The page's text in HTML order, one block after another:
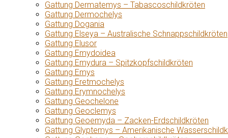
Gattung Dermatemys – Tabascoschildkröten
Gattung Dermochelys
Gattung Dogania
Gattung Elseya – Australische Schnappschildkröten
Gattung Elusor
Gattung Emydoidea
Gattung Emydura – Spitzkopfschildkröten
Gattung Emys
Gattung Eretmochelys
Gattung Erymnochelys
Gattung Geochelone
Gattung Geoclemys
Gattung Geoemyda – Zacken-Erdschildkröten
Gattung Glyptemys – Amerikanische